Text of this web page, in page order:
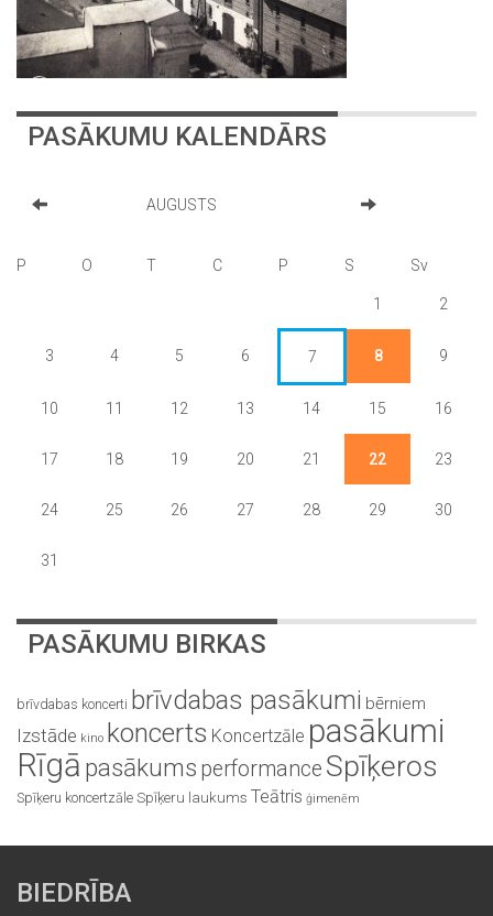
PASĀKUMU KALENDĀRS
AUGUSTS
P O T C P S Sv
1 2
3 4 5 6 7 8 9
10 11 12 13 14 15 16
17 18 19 20 21 22 23
24 25 26 27 28 29 30
31
PASĀKUMU BIRKAS
brīvdabas koncerti brīvdabas pasākumi bērniem
Izstāde kino koncerts Koncertzāle pasākumi
Rīgā pasākums performance Spīķeros
Spīķeru koncertzāle Spīķeru laukums Teātris ģimenēm
BIEDRĪBA